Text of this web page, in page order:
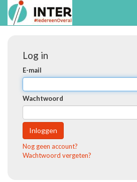
Log in
E-mail
Wachtwoord
Inloggen
Nog geen account?
Wachtwoord vergeten?